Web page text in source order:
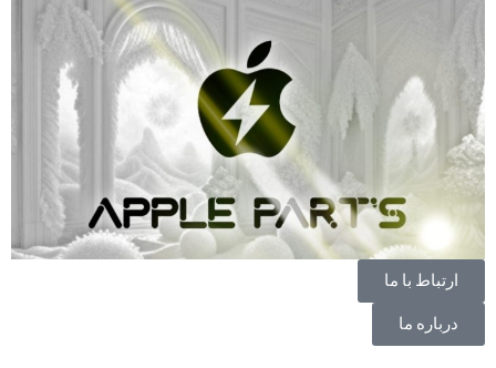
ارتباط با ما
درباره ما